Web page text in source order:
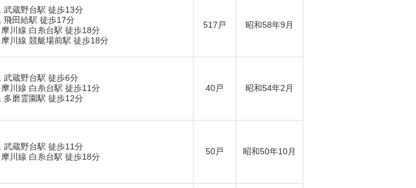
武蔵野台駅 徒歩13分
飛田給駅 徒歩17分
川線 白糸台駅 徒歩18分
川線 競艇場前駅 徒歩18分
517戸 昭和58年9月
武蔵野台駅 徒歩6分
川線 白糸台駅 徒歩11分
多磨霊園駅 徒歩12分
40戸 昭和54年2月
武蔵野台駅 徒歩11分
川線 白糸台駅 徒歩18分
50戸 昭和50年10月